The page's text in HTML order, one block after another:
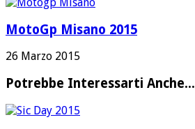
MotoGp Misano 2015
26 Marzo 2015
Potrebbe Interessarti Anche...